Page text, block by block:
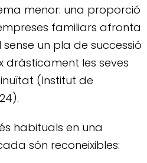
menor: una proporció
familiars afronta
un pla de successió
dràsticament les seves
(Institut de
habituals en una
són reconeixibles: